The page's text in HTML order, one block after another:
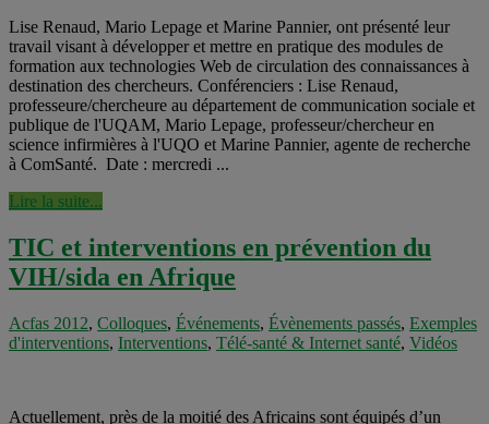
Lise Renaud, Mario Lepage et Marine Pannier, ont présenté leur
travail visant à développer et mettre en pratique des modules de
formation aux technologies Web de circulation des connaissances à
destination des chercheurs. Conférenciers : Lise Renaud,
professeure/chercheure au département de communication sociale et
publique de l'UQAM, Mario Lepage, professeur/chercheur en
science infirmières à l'UQO et Marine Pannier, agente de recherche
à ComSanté. Date : mercredi ...
Lire la suite...
TIC et interventions en prévention du
VIH/sida en Afrique
Acfas 2012, Colloques, Événements, Évènements passés, Exemples
d'interventions, Interventions, Télé-santé & Internet santé, Vidéos
Actuellement, près de la moitié des Africains sont équipés d’un